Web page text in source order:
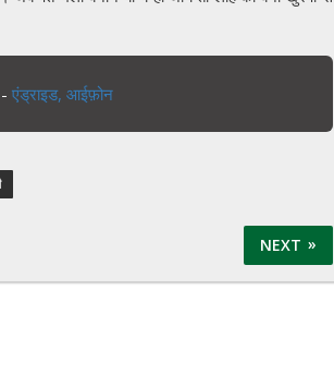
एंड्राइड, आईफ़ोन
NEXT